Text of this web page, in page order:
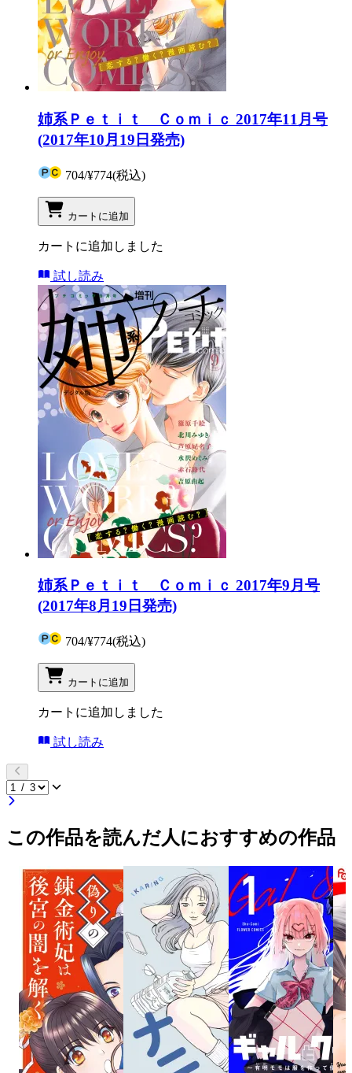
姉系Ｐｅｔｉｔ Ｃｏｍｉｃ 2017年11月号
(2017年10月19日発売)
704/¥774(税込)
カートに追加
カートに追加しました
試し読み
姉系Ｐｅｔｉｔ Ｃｏｍｉｃ 2017年9月号
(2017年8月19日発売)
704/¥774(税込)
カートに追加
カートに追加しました
試し読み
この作品を読んだ人におすすめの作品